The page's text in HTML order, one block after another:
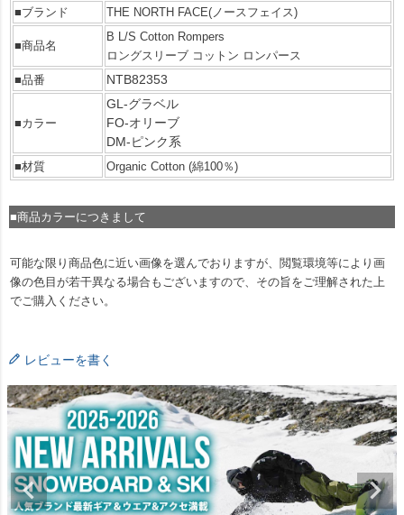
■ブランド THE NORTH FACE(ノースフェイス)
■商品名
B L/S Cotton Rompers
ロングスリーブ コットン ロンパース
■品番
NTB82353
■カラー
GL-グラベル
FO-オリーブ
DM-ピンク系
■材質 Organic Cotton (綿100％)
■商品カラーにつきまして
可能な限り商品色に近い画像を選んでおりますが、閲覧環境等により画
像の色目が若干異なる場合もございますので、その旨をご理解された上
でご購入ください。
レビューを書く